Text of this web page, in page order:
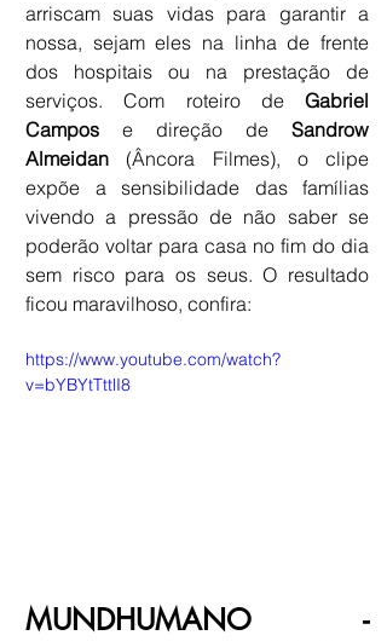
arriscam suas vidas para garantir a
nossa, sejam eles na linha de frente
dos hospitais ou na prestação de
serviços. Com roteiro de Gabriel
Campos e direção de Sandrow
Almeidan (Âncora Filmes), o clipe
expõe a sensibilidade das famílias
vivendo a pressão de não saber se
poderão voltar para casa no fim do dia
sem risco para os seus. O resultado
ficou maravilhoso, confira:
https://www.youtube.com/watch?
v=bYBYtTttlI8
MUNDHUMANO -